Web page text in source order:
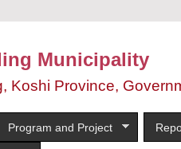
Municipality
Koshi Province,
Program and Project